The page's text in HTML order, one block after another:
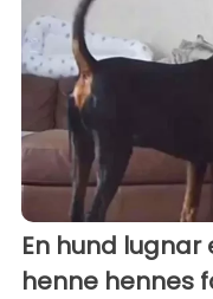
En hund
henne hennes